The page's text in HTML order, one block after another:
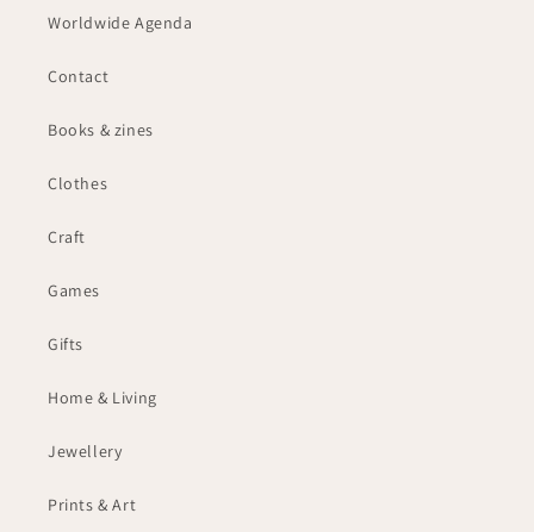
Worldwide Agenda
Contact
Books & zines
Clothes
Craft
Games
Gifts
Home & Living
Jewellery
Prints & Art